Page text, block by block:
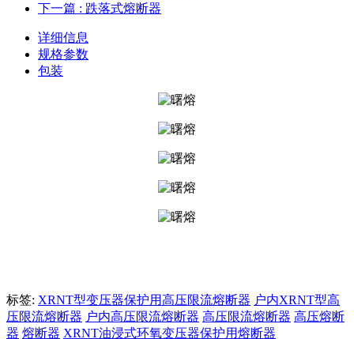
下一篇 : 跌落式熔断器
详细信息
规格参数
包装
标签: XRNT型变压器保护用高压限流熔断器 户内XRNT型高
压限流熔断器 户内高压限流熔断器 高压限流熔断器 高压熔断
器 熔断器 XRNT油浸式环氧变压器保护用熔断器